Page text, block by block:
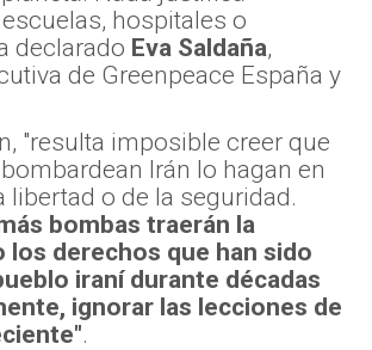
hospitales o
declarado Eva Saldaña,
de Greenpeace España y
"resulta imposible creer que
Irán lo hagan en
libertad o de la seguridad.
bombas traerán la
los derechos que han sido
iraní durante décadas
ignorar las lecciones de
.